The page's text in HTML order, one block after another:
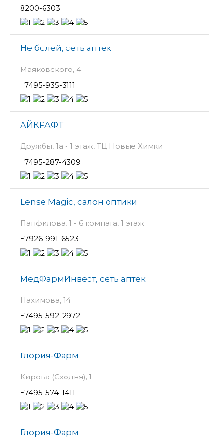
8200-6303
Не болей, сеть аптек
Маяковского, 4
+7495-935-3111
АЙКРАФТ
Дружбы, 1а - 1 этаж, ТЦ Новые Химки
+7495-287-4309
Lense Magic, салон оптики
Панфилова, 1 - 6 комната, 1 этаж
+7926-991-6523
МедФармИнвест, сеть аптек
Нахимова, 14
+7495-592-2972
Глория-Фарм
Кирова (Сходня), 1
+7495-574-1411
Глория-Фарм